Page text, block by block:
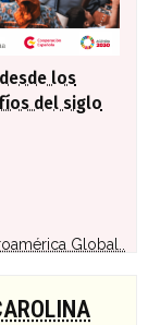
los
del siglo
Global..